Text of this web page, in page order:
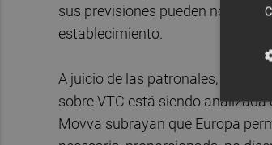
sus previsiones pueden no
establecimiento.
A juicio de las patronales, la
sobre VTC está siendo
Movva subrayan que Europa